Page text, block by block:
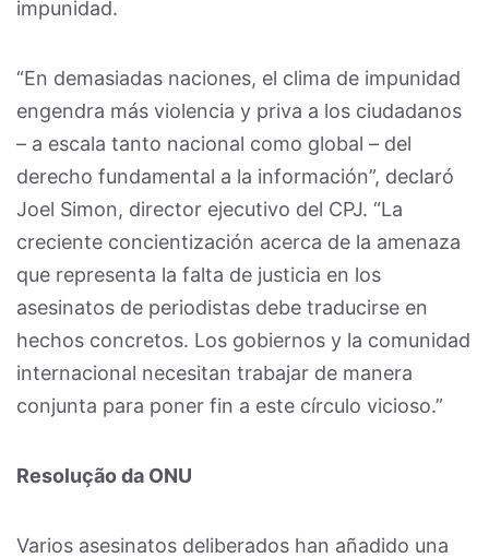
impunidad.
“En demasiadas naciones, el clima de impunidad
engendra más violencia y priva a los ciudadanos
– a escala tanto nacional como global – del
derecho fundamental a la información”, declaró
Joel Simon, director ejecutivo del CPJ. “La
creciente concientización acerca de la amenaza
que representa la falta de justicia en los
asesinatos de periodistas debe traducirse en
hechos concretos. Los gobiernos y la comunidad
internacional necesitan trabajar de manera
conjunta para poner fin a este círculo vicioso.”
Resolução da ONU
Varios asesinatos deliberados han añadido una